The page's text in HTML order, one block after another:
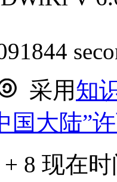
采用知
国大陆”
8 现在